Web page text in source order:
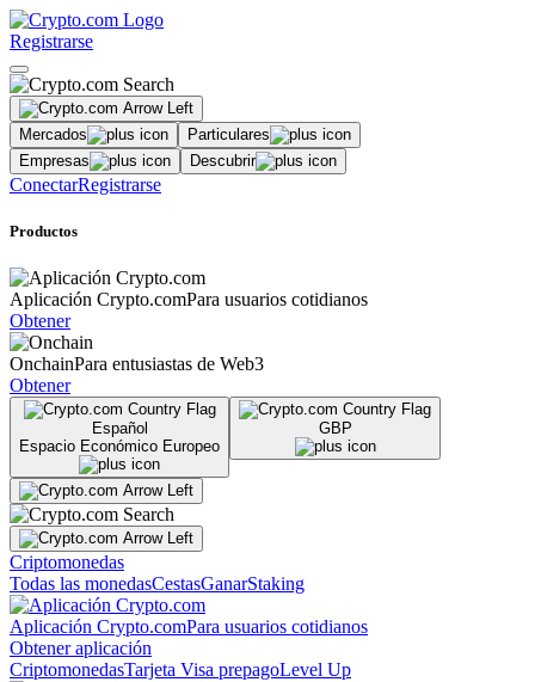
Registrarse
Mercados
Particulares
Empresas
Descubrir
ConectarRegistrarse
Productos
Aplicación Crypto.comPara usuarios cotidianos
Obtener
OnchainPara entusiastas de Web3
Obtener
Español
Espacio Económico Europeo
GBP
Criptomonedas
Todas las monedasCestasGanarStaking
Aplicación Crypto.comPara usuarios cotidianos
Obtener aplicación
CriptomonedasTarjeta Visa prepagoLevel Up